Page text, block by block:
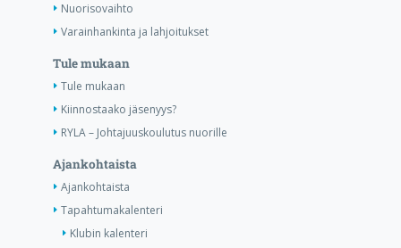
Nuorisovaihto
Varainhankinta ja lahjoitukset
Tule mukaan
Tule mukaan
Kiinnostaako jäsenyys?
RYLA – Johtajuuskoulutus nuorille
Ajankohtaista
Ajankohtaista
Tapahtumakalenteri
Klubin kalenteri